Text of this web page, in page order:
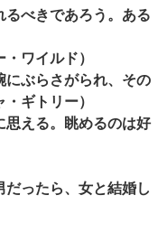
るべきであろう。ある
ワイルド）
にぶらさがられ、その
ギトリー）
思える。眺めるのは好
だったら、女と結婚し